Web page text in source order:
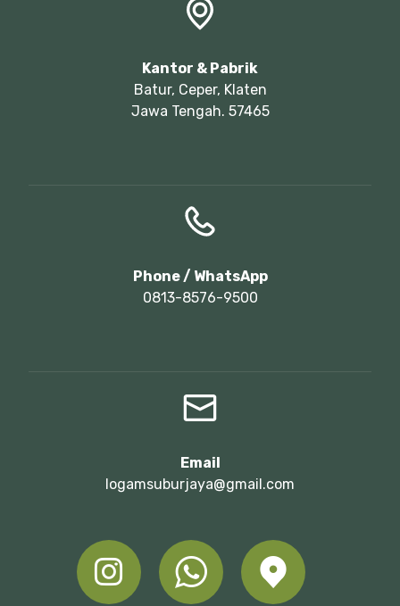
Kantor & Pabrik
Batur, Ceper, Klaten
Jawa Tengah. 57465
Phone / WhatsApp
0813-8576-9500
Email
logamsuburjaya@gmail.com